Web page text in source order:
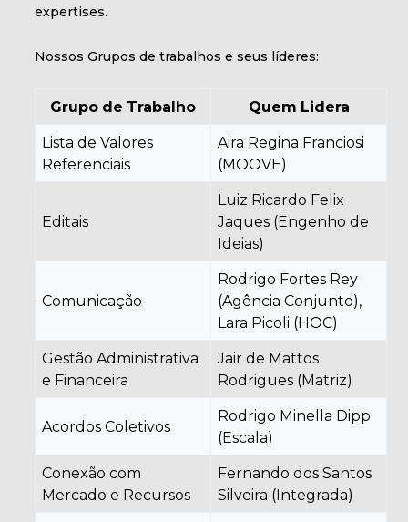
expertises.
Nossos Grupos de trabalhos e seus líderes:
Grupo de Trabalho Quem Lidera
Lista de Valores
Referenciais
Aira Regina Franciosi
(MOOVE)
Editais
Luiz Ricardo Felix
Jaques (Engenho de
Ideias)
Comunicação
Rodrigo Fortes Rey
(Agência Conjunto),
Lara Picoli (HOC)
Gestão Administrativa
e Financeira
Jair de Mattos
Rodrigues (Matriz)
Acordos Coletivos
Rodrigo Minella Dipp
(Escala)
Conexão com
Mercado e Recursos
Fernando dos Santos
Silveira (Integrada)